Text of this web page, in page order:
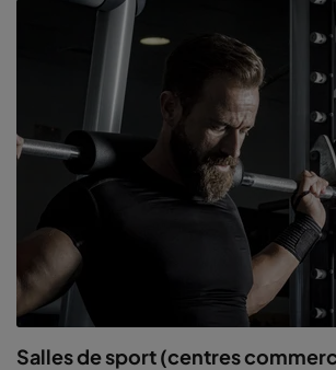
proviennent du réapprovisionnement
transport volumineux de matériaux.
font également de nombreux travaux
intensifs pouvant introduire des
Centres commerciaux et supérettes
problèmes ci-dessus, ces
plus par les restaurants, les salles de
spécialisés adjacents, tels que les
, où l’activité
pratiquée par les sportifs produit des
odeurs.
Les
, où les maladies
transmises d’une personne à une autre
forte capacité humaine.
Lessalles de bowling ou de jeux
Salles de sport (centres